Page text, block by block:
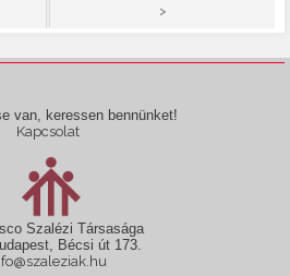
>
van, keressen bennünket!
Kapcsolat
Szalézi Társasága
Bécsi út 173.